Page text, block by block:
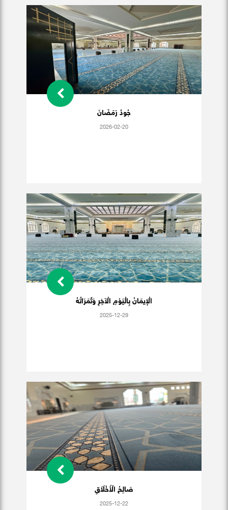
جُودُ رَمَضَانَ
2026-02-20
الْإيمَانُ بِالْيَوْمِ الْآخِرِ وَثَمَرَاتُهُ
2025-12-29
صَالِحُ الْأَخْلَاَقِ
2025-12-22